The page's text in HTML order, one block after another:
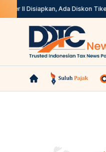
II Disiapkan, Ada Diskon Tiket